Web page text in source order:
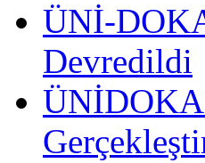
ÜNİ-
Devredildi